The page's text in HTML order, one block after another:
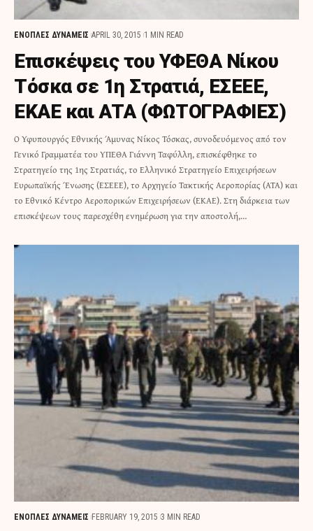
ΕΝΟΠΛΕΣ ΔΥΝΑΜΕΙΣ APRIL 30, 2015 1 MIN READ
Επισκέψεις του ΥΦΕΘΑ Νίκου
Τόσκα σε 1η Στρατιά, ΕΣΕΕΕ,
ΕΚΑΕ και ΑΤΑ (ΦΩΤΟΓΡΑΦΙΕΣ)
Ο Υφυπουργός Εθνικής Άμυνας Νίκος Τόσκας, συνοδευόμενος από τον
Γενικό Γραμματέα του ΥΠΕΘΑ Γιάννη Ταφύλλη, επισκέφθηκε το
Στρατηγείο της 1ης Στρατιάς, το Ελληνικό Στρατηγείο Επιχειρήσεων
Ευρωπαϊκής Ένωσης (ΕΣΕΕΕ), το Αρχηγείο Τακτικής Αεροπορίας (ΑΤΑ) και
το Εθνικό Κέντρο Αεροπορικών Επιχειρήσεων (ΕΚΑΕ). Στη διάρκεια των
επισκέψεων τους παρεσχέθη ενημέρωση για την αποστολή,…
ΕΝΟΠΛΕΣ ΔΥΝΑΜΕΙΣ FEBRUARY 19, 2015 3 MIN READ